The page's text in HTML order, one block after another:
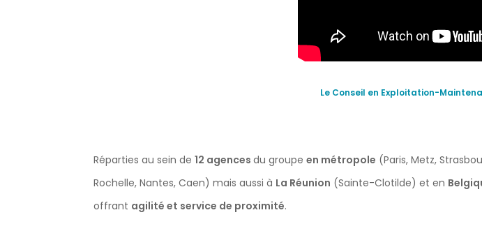
Le Conseil en Exploitation-
Réparties au sein de12 agencesdu groupeen métropole (Paris, Metz,
Rochelle, Nantes, Caen) mais aussi à La Réunion (Sainte-Clotilde) et en
offrant agilité et service de proximité.